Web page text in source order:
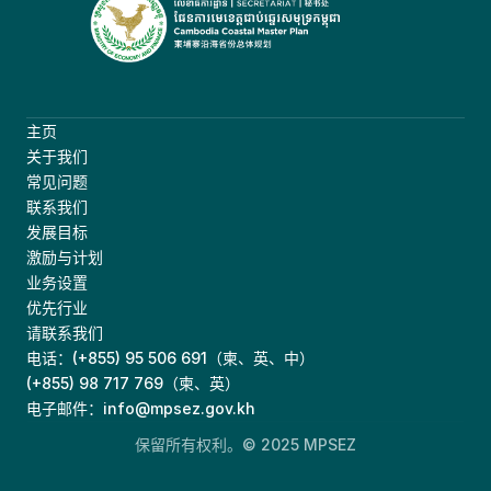
主页
关于我们
常见问题
联系我们
发展目标
激励与计划
业务设置
优先行业
请联系我们
电话：(+855) 95 506 691（柬、英、中）
(+855) 98 717 769（柬、英）
电子邮件：info@mpsez.gov.kh
保留所有权利。© 2025 MPSEZ